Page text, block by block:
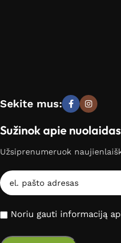
Sekite mus:
Sužinok apie
Užsiprenumeruok
Noriu gauti informaciją